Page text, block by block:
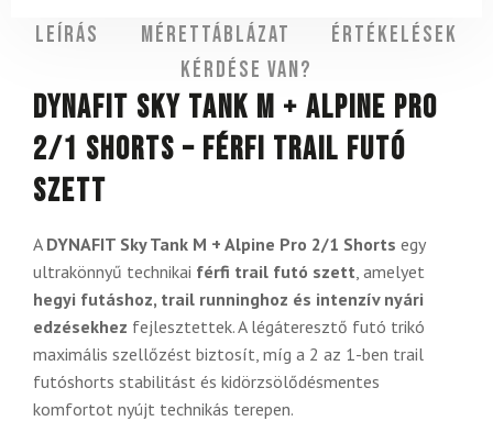
Leírás Mérettáblázat
Értékelések
Kérdése van?
DYNAFIT Sky Tank M + Alpine Pro
2/1 Shorts – férfi trail futó
szett
A DYNAFIT Sky Tank M + Alpine Pro 2/1 Shorts egy
ultrakönnyű technikai férfi trail futó szett , amelyet
hegyi futáshoz, trail runninghoz és intenzív nyári
edzésekhez fejlesztettek. A légáteresztő futó trikó
maximális szellőzést biztosít, míg a 2 az 1-ben trail
futóshorts stabilitást és kidörzsölődésmentes
komfortot nyújt technikás terepen.